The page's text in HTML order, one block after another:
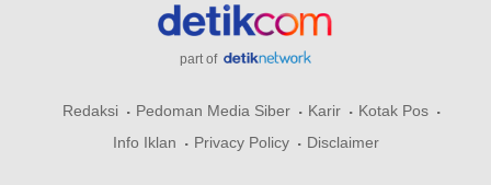
part of
Redaksi Pedoman Media Siber Karir
Kotak Pos
Info Iklan
Privacy Policy Disclaimer